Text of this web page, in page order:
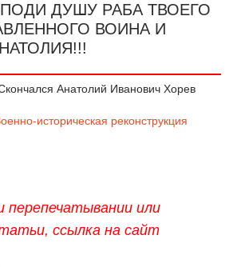
ДУШУ РАБА ТВОЕГО
ВОИНА И
Анатолий Иванович Хорев
историческая реконструкция
перепечатывании или
ссылка на сайт